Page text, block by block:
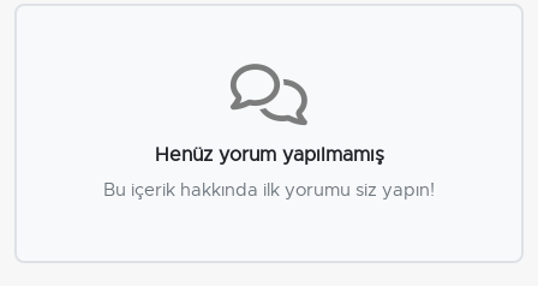
Henüz yorum yapılmamış
Bu içerik hakkında ilk yorumu siz yapın!